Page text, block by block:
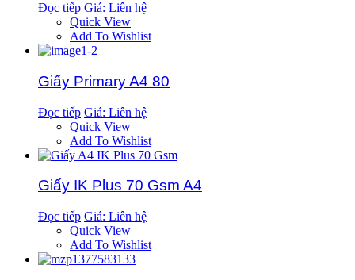
Đọc tiếp Giá: Liên hệ
Quick View
Add To Wishlist
Giấy Primary A4 80
Đọc tiếp Giá: Liên hệ
Quick View
Add To Wishlist
Giấy IK Plus 70 Gsm A4
Đọc tiếp Giá: Liên hệ
Quick View
Add To Wishlist